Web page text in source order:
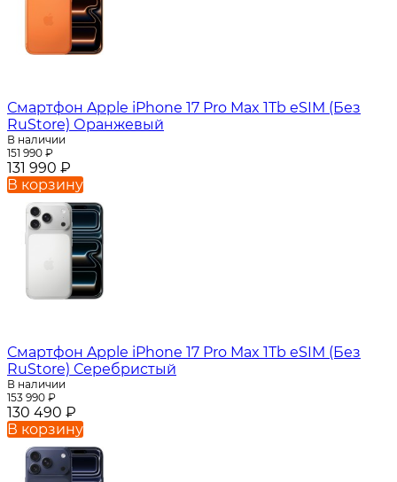
Смартфон Apple iPhone 17 Pro Max 1Tb eSIM (Без
RuStore) Оранжевый
В наличии
151 990 ₽
131 990 ₽
В корзину
Смартфон Apple iPhone 17 Pro Max 1Tb eSIM (Без
RuStore) Серебристый
В наличии
153 990 ₽
130 490 ₽
В корзину